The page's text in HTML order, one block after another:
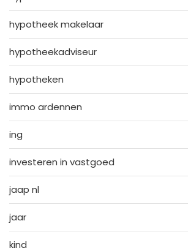
hypotheek makelaar
hypotheekadviseur
hypotheken
immo ardennen
ing
investeren in vastgoed
jaap nl
jaar
kind